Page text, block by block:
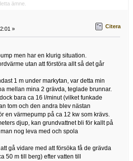
ämne.
» Citera
men har en klurig situation.
utan att förstöra allt så det går
1 m under markytan, var detta min
mellan mina 2 grävda, teglade brunnar.
bara ca 16 l/minut (vilket funkade
tom och den andra blev nästan
en värmepump på ca 12 kw som krävs.
djup, kan grundvattnet bli för kallt på
nog leva med och spola
gå vidare med att försöka få de grävda
50 m till berg) efter vatten till